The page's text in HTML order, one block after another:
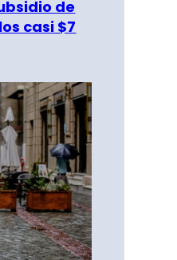
de
casi $7